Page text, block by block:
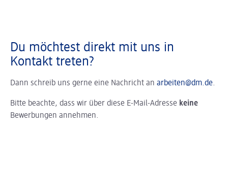
Du möchtest direkt mit uns in
Kontakt treten?
Dann schreib uns gerne eine Nachricht an arbeiten@dm.de.
Bitte beachte, dass wir über diese E-Mail-Adresse keine
Bewerbungen annehmen.